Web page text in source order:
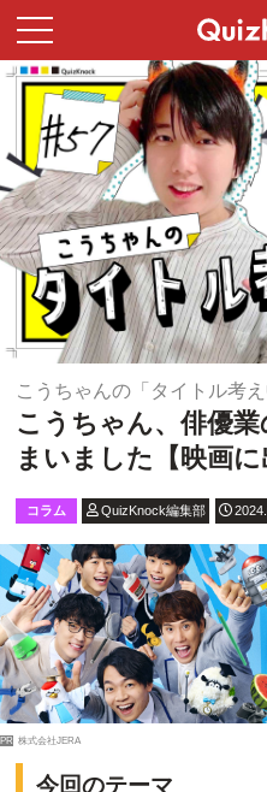
こうちゃんの「タイトル考え
こうちゃん、俳優
まいました【映画に
コラム QuizKnock編集部
PR 株式会社JERA
今回のテーマ